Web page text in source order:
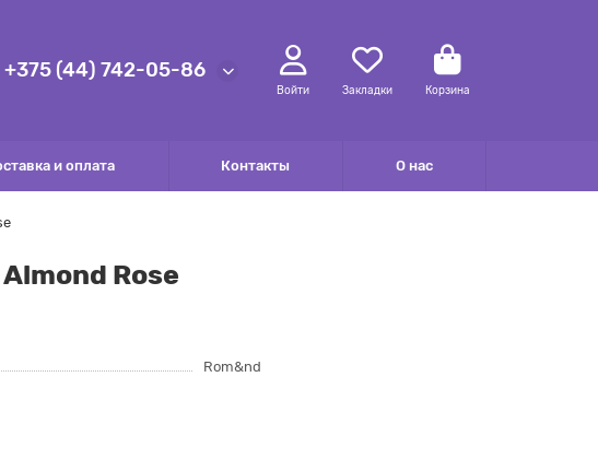
+375 (44) 742-05-86
Войти Закладки Корзина
и оплата Контакты О нас
Rose
Rom&nd